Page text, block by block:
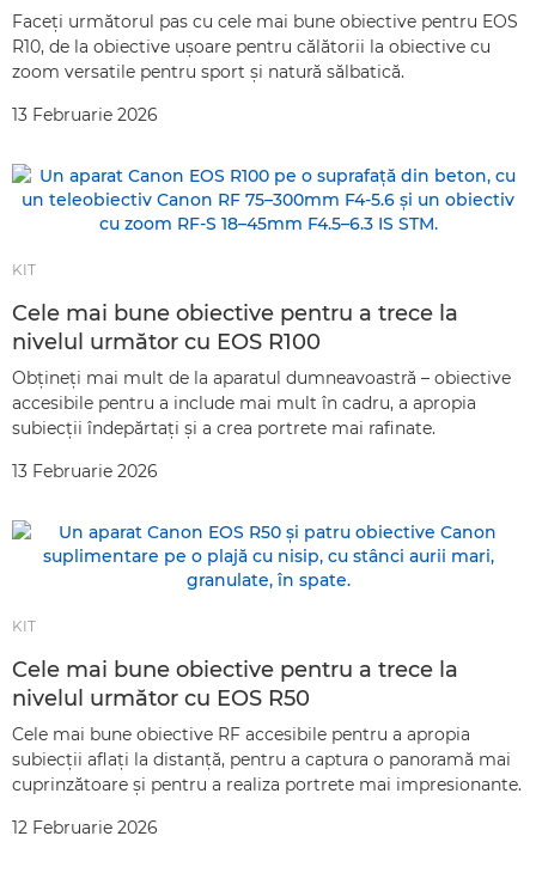
Faceţi următorul pas cu cele mai bune obiective pentru EOS
R10, de la obiective uşoare pentru călătorii la obiective cu
zoom versatile pentru sport şi natură sălbatică.
13 Februarie 2026
KIT
Cele mai bune obiective pentru a trece la
nivelul următor cu EOS R100
Obţineţi mai mult de la aparatul dumneavoastră – obiective
accesibile pentru a include mai mult în cadru, a apropia
subiecţii îndepărtaţi şi a crea portrete mai rafinate.
13 Februarie 2026
KIT
Cele mai bune obiective pentru a trece la
nivelul următor cu EOS R50
Cele mai bune obiective RF accesibile pentru a apropia
subiecţii aflaţi la distanţă, pentru a captura o panoramă mai
cuprinzătoare şi pentru a realiza portrete mai impresionante.
12 Februarie 2026